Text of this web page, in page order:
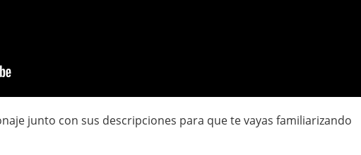
junto con sus descripciones para que te vayas familiarizando